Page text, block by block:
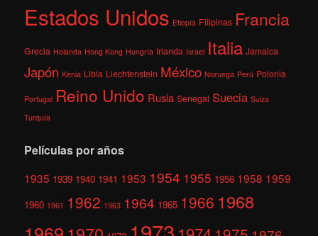
Estados Unidos Etiopía Filipinas Francia
Grecia Holanda Hong Kong Hungría Irlanda Israel Italia Jamaica
Japón Kenia Libia Liechtenstein México Noruega Perú Polonia
Portugal Reino Unido Rusia Senegal Suecia Suiza
Turquía
Películas por años
1935 1939 1940 1941 1953 1954 1955 1956 1958 1959
1960 1961 1962 1963 1964 1965 1966 1968